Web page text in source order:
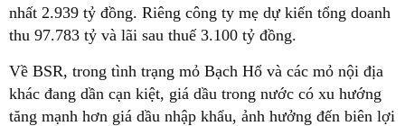
nhất 2.939 tỷ đồng. Riêng công ty mẹ dự kiến tổng doanh
thu 97.783 tỷ và lãi sau thuế 3.100 tỷ đồng.
Về BSR, trong tình trạng mỏ Bạch Hổ và các mỏ nội địa
khác đang dần cạn kiệt, giá dầu trong nước có xu hướng
tăng mạnh hơn giá dầu nhập khẩu, ảnh hưởng đến biên lợi